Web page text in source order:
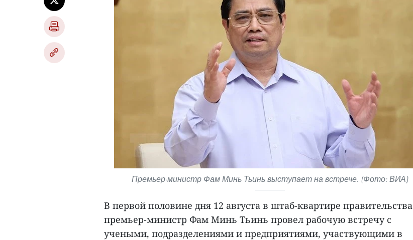
Премьер-министр Фам Минь Тьинь выступает на встрече. (Фото: ВИА)
В первой половине дня 12 августа в штаб-квартире правительства
премьер-министр Фам Минь Тьинь провел рабочую встречу с
учеными, подразделениями и предприятиями, участвующими в